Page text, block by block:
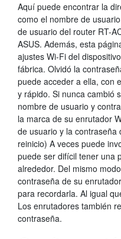
Aquí puede encontrar la
como el nombre de
de usuario del router RT-
ASUS. Además, esta
ajustes Wi-Fi del
fábrica. Olvidó la
puede acceder a ella, con
y rápido. Si nunca cambió
nombre de usuario y
la marca de su enrutador
de usuario y la
reinicio) A veces puede
puede ser difícil tener una
alrededor. Del mismo
contraseña de su
para recordarla. Al igual
Los enrutadores también
contraseña.